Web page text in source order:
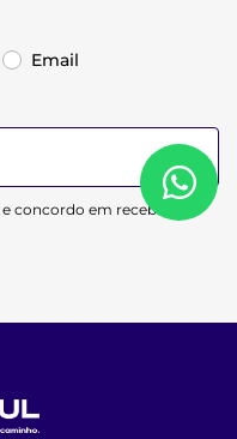
Email
e concordo em receber